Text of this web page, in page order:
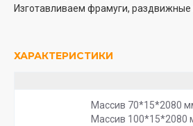
Изготавливаем фрамуги, раздвижные
ХАРАКТЕРИСТИКИ
Массив 70*15*2080
Массив 100*15*2080